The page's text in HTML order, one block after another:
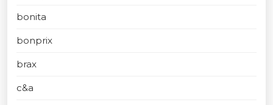
bonita
bonprix
brax
c&a